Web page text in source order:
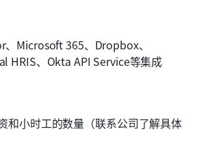
Microsoft 365、Dropbox、
HRIS、Okta API Service等集成
和小时工的数量（联系公司了解具体